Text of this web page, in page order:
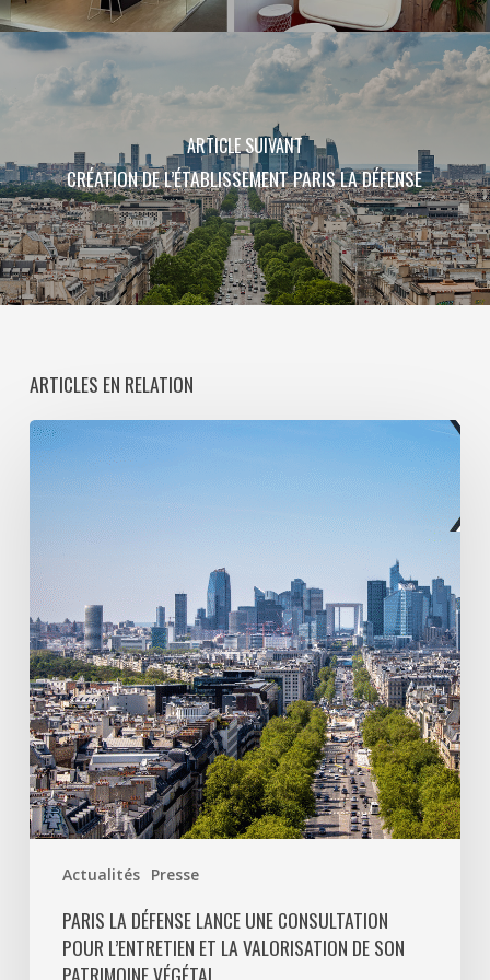
ARTICLE SUIVANT
CRÉATION DE L’ÉTABLISSEMENT PARIS LA DÉFENSE
ARTICLES EN RELATION
Actualités Presse
Paris
La
Défense
consultation
pour
l’entretien
et
la
valorisation
de
son
patrimoine
végétal
PARIS LA DÉFENSE LANCE UNE CONSULTATION
POUR L’ENTRETIEN ET LA VALORISATION DE SON